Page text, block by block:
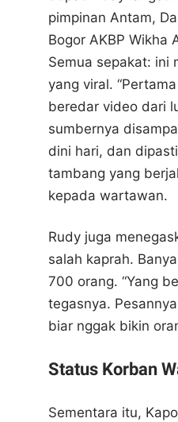
pimpinan Antam,
Bogor AKBP Wikha
Semua sepakat: ini
yang viral.
beredar video dari
sumbernya
dini hari, dan
tambang yang
kepada wartawan.
Rudy juga
salah kaprah.
700 orang. “Yang
tegasnya.
biar nggak bikin
Status Korban
Sementara itu,